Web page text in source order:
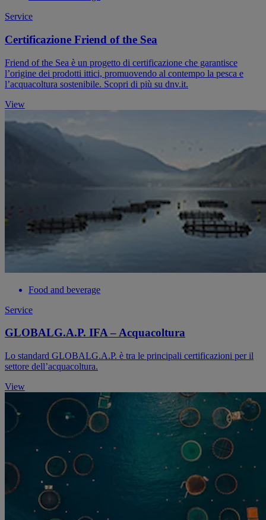
Service
Certificazione Friend of the Sea
Friend of the Sea è un progetto di certificazione che garantisce
l’origine dei prodotti ittici, promuovendo al contempo la pesca e
l’acquacoltura sostenibile. Scopri di più su dnv.it.
View
Food and beverage
Service
GLOBALG.A.P. IFA – Acquacoltura
Lo standard GLOBALG.A.P. è tra le principali certificazioni per il
settore dell’acquacoltura.
View